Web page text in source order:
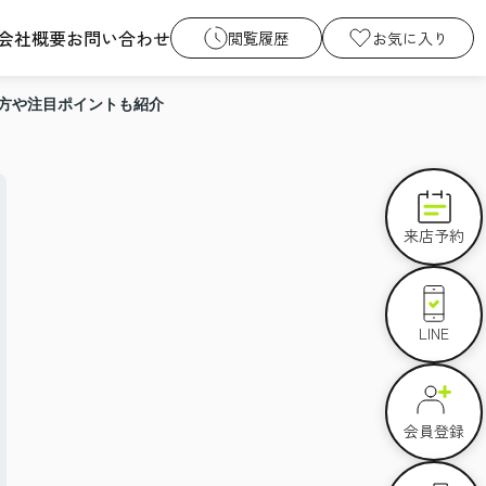
社概要お問い合わせ 閲覧履歴 お気に入り
や注目ポイントも紹介
来店予約
LINE
会員登録